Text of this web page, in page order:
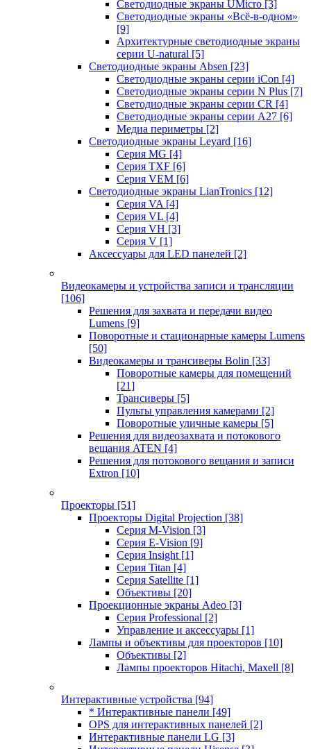
Светодиодные экраны UMicro [3]
Светодиодные экраны «Всё-в-одном»
[9]
Архитектурные светодиодные экраны
серии U-natural [5]
Светодиодные экраны Absen [23]
Светодиодные экраны серии iCon [4]
Светодиодные экраны серии N Plus [7]
Светодиодные экраны серии CR [4]
Светодиодные экраны серии А27 [6]
Медиа периметры [2]
Светодиодные экраны Leyard [16]
Серия MG [4]
Серия TXF [6]
Серия VEM [6]
Светодиодные экраны LianTronics [12]
Серия VA [4]
Серия VL [4]
Серия VH [3]
Серия V [1]
Аксессуары для LED панелей [2]
Видеокамеры и устройства записи и трансляции
[106]
Решения для захвата и передачи видео
Lumens [9]
Поворотные и стационарные камеры Lumens
[50]
Видеокамеры и трансиверы Bolin [33]
Поворотные камеры для помещений
[21]
Трансиверы [5]
Пульты управления камерами [2]
Поворотные уличные камеры [5]
Решения для видеозахвата и потокового
вещания ATEN [4]
Решения для потокового вещания и записи
Extron [10]
Проекторы [51]
Проекторы Digital Projection [38]
Серия M-Vision [3]
Серия E-Vision [9]
Серия Insight [1]
Серия Titan [4]
Серия Satellite [1]
Объективы [20]
Проекционные экраны Adeo [3]
Серия Professional [2]
Управление и аксессуары [1]
Лампы и объективы для проекторов [10]
Объективы [2]
Лампы проекторов Hitachi, Maxell [8]
Интерактивные устройства [94]
* Интерактивные панели [49]
OPS для интерактивных панелей [2]
Интерактивные панели LG [3]